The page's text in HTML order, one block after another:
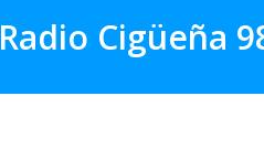
Radio Cigüeña